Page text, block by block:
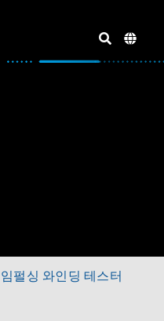
임펄싱 와인딩 테스터